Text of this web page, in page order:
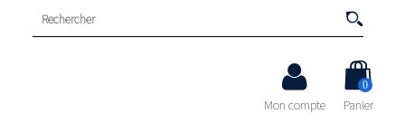
0
Panier
Mon compte